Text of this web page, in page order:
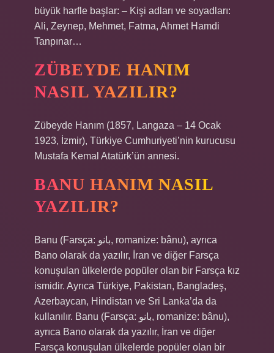
büyük harfle başlar: – Kişi adları ve soyadları:
Ali, Zeynep, Mehmet, Fatma, Ahmet Hamdi
Tanpınar…
ZÜBEYDE HANIM
NASIL YAZILIR?
Zübeyde Hanım (1857, Langaza – 14 Ocak
1923, İzmir), Türkiye Cumhuriyeti’nin kurucusu
Mustafa Kemal Atatürk’ün annesi.
BANU HANIM NASIL
YAZILIR?
Banu (Farsça: بانو‎, romanize: bânu), ayrıca
Bano olarak da yazılır, İran ve diğer Farsça
konuşulan ülkelerde popüler olan bir Farsça kız
ismidir. Ayrıca Türkiye, Pakistan, Bangladeş,
Azerbaycan, Hindistan ve Sri Lanka’da da
kullanılır. Banu (Farsça: بانو‎, romanize: bânu),
ayrıca Bano olarak da yazılır, İran ve diğer
Farsça konuşulan ülkelerde popüler olan bir